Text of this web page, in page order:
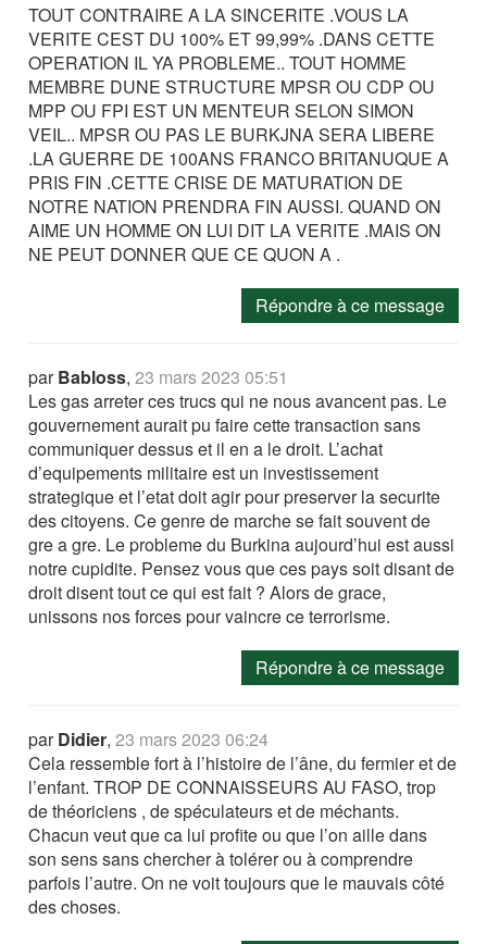
TOUT CONTRAIRE A LA SINCERITE .VOUS LA
VERITE CEST DU 100% ET 99,99% .DANS CETTE
OPERATION IL YA PROBLEME.. TOUT HOMME
MEMBRE DUNE STRUCTURE MPSR OU CDP OU
MPP OU FPI EST UN MENTEUR SELON SIMON
VEIL.. MPSR OU PAS LE BURKJNA SERA LIBERE
.LA GUERRE DE 100ANS FRANCO BRITANUQUE A
PRIS FIN .CETTE CRISE DE MATURATION DE
NOTRE NATION PRENDRA FIN AUSSI. QUAND ON
AIME UN HOMME ON LUI DIT LA VERITE .MAIS ON
NE PEUT DONNER QUE CE QUON A .
Répondre à ce message
parBabloss,23 mars 2023 05:51
Les gas arreter ces trucs qui ne nous avancent pas. Le
gouvernement aurait pu faire cette transaction sans
communiquer dessus et il en a le droit. L’achat
d’equipements militaire est un investissement
strategique et l’etat doit agir pour preserver la securite
des citoyens. Ce genre de marche se fait souvent de
gre a gre. Le probleme du Burkina aujourd’hui est aussi
notre cupidite. Pensez vous que ces pays soit disant de
droit disent tout ce qui est fait ? Alors de grace,
unissons nos forces pour vaincre ce terrorisme.
Répondre à ce message
parDidier,23 mars 2023 06:24
Cela ressemble fort à l’histoire de l’âne, du fermier et de
l’enfant. TROP DE CONNAISSEURS AU FASO, trop
de théoriciens , de spéculateurs et de méchants.
Chacun veut que ca lui profite ou que l’on aille dans
son sens sans chercher à tolérer ou à comprendre
parfois l’autre. On ne voit toujours que le mauvais côté
des choses.